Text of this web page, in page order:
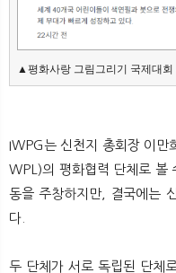
▲평화사랑 그림그리기 국제대
IWPG는 신천지 총회장 이만
WPL)의 평화협력 단체로 볼
동을 주창하지만, 결국에는
다.
두 단체가 서로 독립된 단체